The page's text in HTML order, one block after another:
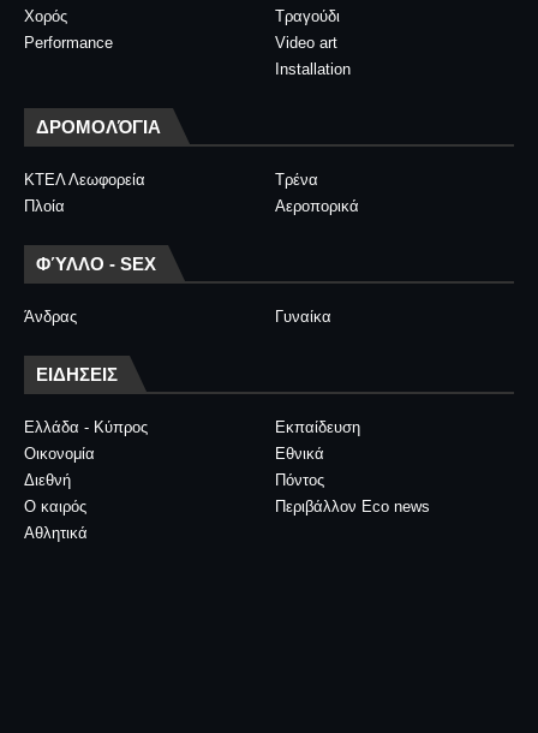
Τραγούδι
Χορός
Video art
Performance
Installation
ΔΡΟΜΟΛΌΓΙΑ
ΚΤΕΛ Λεωφορεία
Τρένα
Πλοία
Αεροπορικά
ΦΎΛΛΟ - SEX
Άνδρας Γυναίκα
ΕΙΔΗΣΕΙΣ
Ελλάδα - Κύπρος
Εκπαίδευση
Οικονομία
Εθνικά
Διεθνή
Πόντος
Ο καιρός
Περιβάλλον Eco news
Αθλητικά